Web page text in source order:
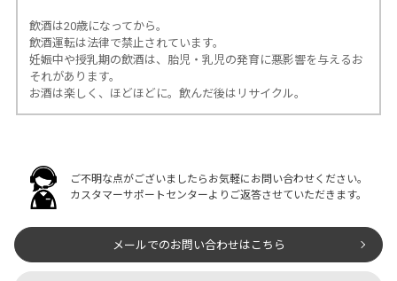
飲酒は20歳になってから。
飲酒運転は法律で禁止されています。
妊娠中や授乳期の飲酒は、胎児・乳児の発育に悪影響を与えるお
それがあります。
お酒は楽しく、ほどほどに。飲んだ後はリサイクル。
ご不明な点がございましたらお気軽にお問い合わせください。
カスタマーサポートセンターよりご返答させていただきます。
メールでのお問い合わせはこちら